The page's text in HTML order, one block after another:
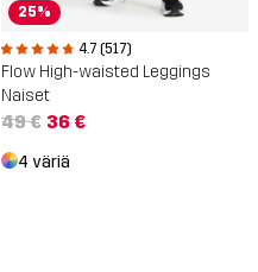
25%
4.7 (517)
Flow High-waisted Leggings
Naiset
49 € 36 €
4 väriä